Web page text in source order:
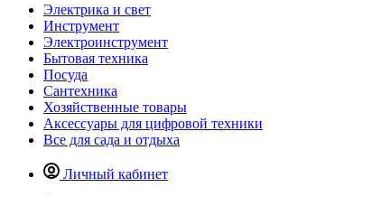
Электрика и свет
Инструмент
Электроинструмент
Бытовая техника
Посуда
Сантехника
Хозяйственные товары
Аксессуары для цифровой техники
Все для сада и отдыха
Личный кабинет